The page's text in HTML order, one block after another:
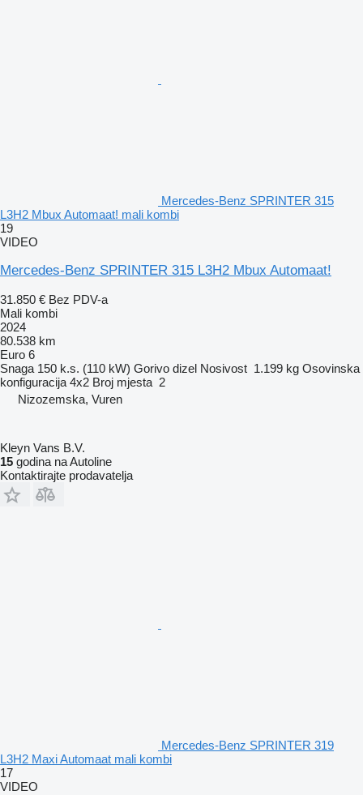
Mercedes-Benz SPRINTER 315
L3H2 Mbux Automaat! mali kombi
19
VIDEO
Mercedes-Benz SPRINTER 315 L3H2 Mbux Automaat!
31.850 € Bez PDV-a
Mali kombi
2024
80.538 km
Euro 6
Snaga 150 k.s. (110 kW) Gorivo dizel Nosivost 1.199 kg Osovinska
konfiguracija 4x2 Broj mjesta 2
Nizozemska, Vuren
Kleyn Vans B.V.
15 godina na Autoline
Kontaktirajte prodavatelja
Mercedes-Benz SPRINTER 319
L3H2 Maxi Automaat mali kombi
17
VIDEO